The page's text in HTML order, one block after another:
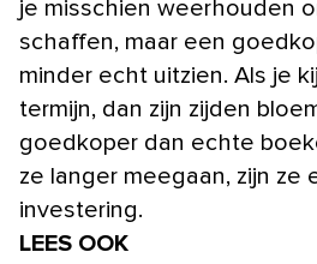
je misschien weerhouden
schaffen, maar een
minder echt uitzien. Als je
termijn, dan zijn zijden
goedkoper dan echte
ze langer meegaan, zijn ze
investering.
LEES OOK